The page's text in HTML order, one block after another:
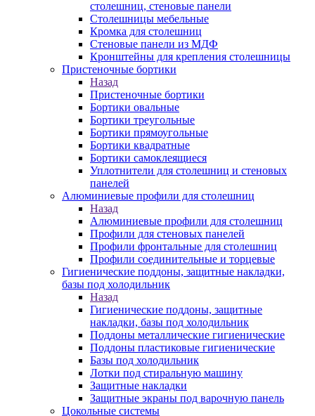
столешниц, стеновые панели
Столешницы мебельные
Кромка для столешниц
Стеновые панели из МДФ
Кронштейны для крепления столешницы
Пристеночные бортики
Назад
Пристеночные бортики
Бортики овальные
Бортики треугольные
Бортики прямоугольные
Бортики квадратные
Бортики самоклеящиеся
Уплотнители для столешниц и стеновых
панелей
Алюминиевые профили для столешниц
Назад
Алюминиевые профили для столешниц
Профили для стеновых панелей
Профили фронтальные для столешниц
Профили соединительные и торцевые
Гигиенические поддоны, защитные накладки,
базы под холодильник
Назад
Гигиенические поддоны, защитные
накладки, базы под холодильник
Поддоны металлические гигиенические
Поддоны пластиковые гигиенические
Базы под холодильник
Лотки под стиральную машину
Защитные накладки
Защитные экраны под варочную панель
Цокольные системы